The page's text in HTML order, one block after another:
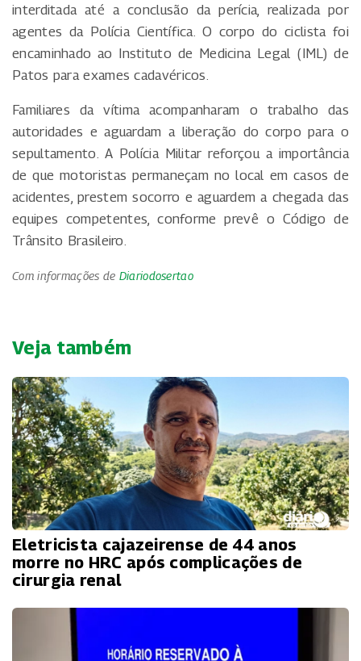
interditada até a conclusão da perícia, realizada por
agentes da Polícia Científica. O corpo do ciclista foi
encaminhado ao Instituto de Medicina Legal (IML) de
Patos para exames cadavéricos.
Familiares da vítima acompanharam o trabalho das
autoridades e aguardam a liberação do corpo para o
sepultamento. A Polícia Militar reforçou a importância
de que motoristas permaneçam no local em casos de
acidentes, prestem socorro e aguardem a chegada das
equipes competentes, conforme prevê o Código de
Trânsito Brasileiro.
Com informações de Diariodosertao
Veja também
Eletricista cajazeirense de 44 anos
morre no HRC após complicações de
cirurgia renal